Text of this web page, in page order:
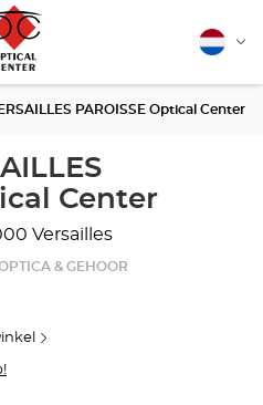
PAROISSE Optical Center
Center
Versailles
& GEHOOR